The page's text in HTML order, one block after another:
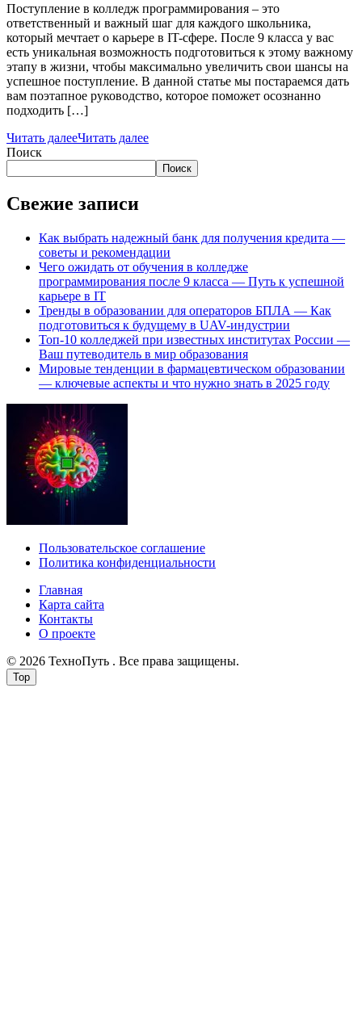
Поступление в колледж программирования – это
ответственный и важный шаг для каждого школьника,
который мечтает о карьере в IT-сфере. После 9 класса у вас
есть уникальная возможность подготовиться к этому важному
этапу в жизни, чтобы максимально увеличить свои шансы на
успешное поступление. В данной статье мы постараемся дать
вам поэтапное руководство, которое поможет осознанно
подходить […]
Читать далееЧитать далее
Поиск
Поиск
Свежие записи
Как выбрать надежный банк для получения кредита —
советы и рекомендации
Чего ожидать от обучения в колледже
программирования после 9 класса — Путь к успешной
карьере в IT
Тренды в образовании для операторов БПЛА — Как
подготовиться к будущему в UAV-индустрии
Топ-10 колледжей при известных институтах России —
Ваш путеводитель в мир образования
Мировые тенденции в фармацевтическом образовании
— ключевые аспекты и что нужно знать в 2025 году
Пользовательское соглашение
Политика конфиденциальности
Главная
Карта сайта
Контакты
О проекте
© 2026 ТехноПуть . Все права защищены.
Top